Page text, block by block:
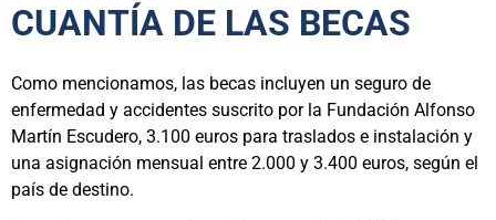
CUANTÍA DE LAS BECAS
Como mencionamos, las becas incluyen un seguro de
enfermedad y accidentes suscrito por la Fundación Alfonso
Martín Escudero, 3.100 euros para traslados e instalación y
una asignación mensual entre 2.000 y 3.400 euros, según el
país de destino.